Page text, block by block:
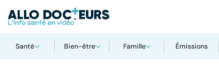
Santé Bien-être Famille Émissions